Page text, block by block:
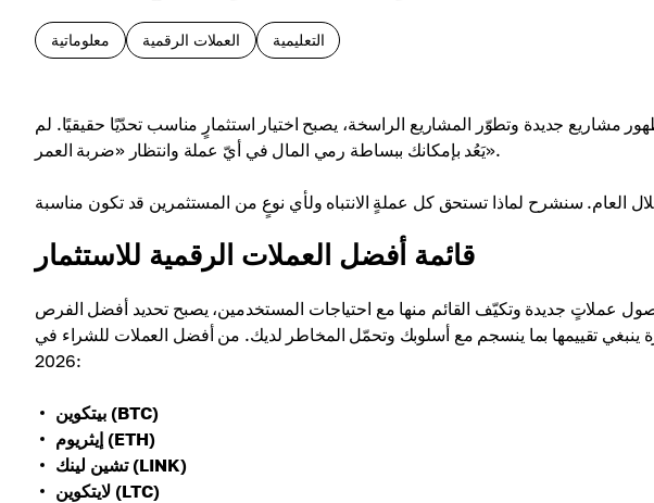
معلوماتية العملات الرقمية التعليمية
مشاريع جديدة وتطوّر المشاريع الراسخة، يصبح اختيار استثمارٍ مناسب تحدّيًا حقيقيًا. لم
يَعُد بإمكانك ببساطة رمي المال في أيّ عملة وانتظار «ضربة العمر».
قائمة أفضل العملات الرقمية للاستثمار
عملاتٍ جديدة وتكيّف القائم منها مع احتياجات المستخدمين، يصبح تحديد أفضل الفرص
ينبغي تقييمها بما ينسجم مع أسلوبك وتحمّل المخاطر لديك. من أفضل العملات للشراء في
2026:
بيتكوين (BTC)
إيثريوم (ETH)
تشين لينك (LINK)
لايتكوين (LTC)